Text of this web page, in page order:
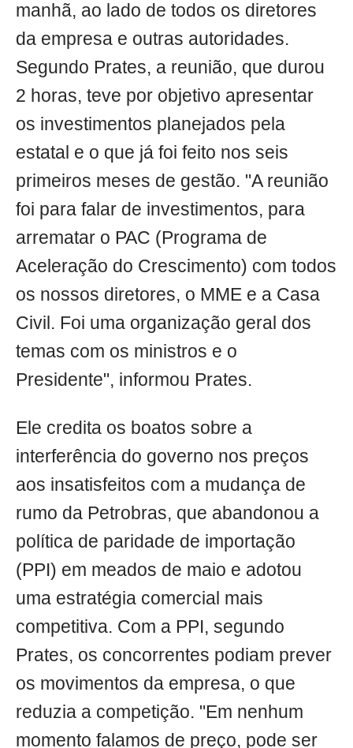
manhã, ao lado de todos os diretores
da empresa e outras autoridades.
Segundo Prates, a reunião, que durou
2 horas, teve por objetivo apresentar
os investimentos planejados pela
estatal e o que já foi feito nos seis
primeiros meses de gestão. "A reunião
foi para falar de investimentos, para
arrematar o PAC (Programa de
Aceleração do Crescimento) com todos
os nossos diretores, o MME e a Casa
Civil. Foi uma organização geral dos
temas com os ministros e o
Presidente", informou Prates.
Ele credita os boatos sobre a
interferência do governo nos preços
aos insatisfeitos com a mudança de
rumo da Petrobras, que abandonou a
política de paridade de importação
(PPI) em meados de maio e adotou
uma estratégia comercial mais
competitiva. Com a PPI, segundo
Prates, os concorrentes podiam prever
os movimentos da empresa, o que
reduzia a competição. "Em nenhum
momento falamos de preço, pode ser